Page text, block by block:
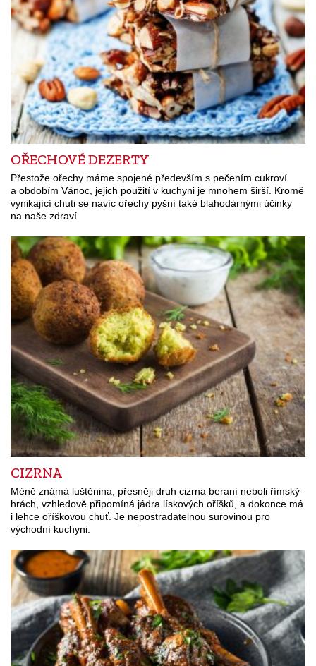
OŘECHOVÉ DEZERTY
Přestože ořechy máme spojené především s pečením cukroví
a obdobím Vánoc, jejich použití v kuchyni je mnohem širší. Kromě
vynikající chuti se navíc ořechy pyšní také blahodárnými účinky
na naše zdraví.
CIZRNA
Méně známá luštěnina, přesněji druh cizrna beraní neboli římský
hrách, vzhledově připomíná jádra lískových oříšků, a dokonce má
i lehce oříškovou chuť. Je nepostradatelnou surovinou pro
východní kuchyni.